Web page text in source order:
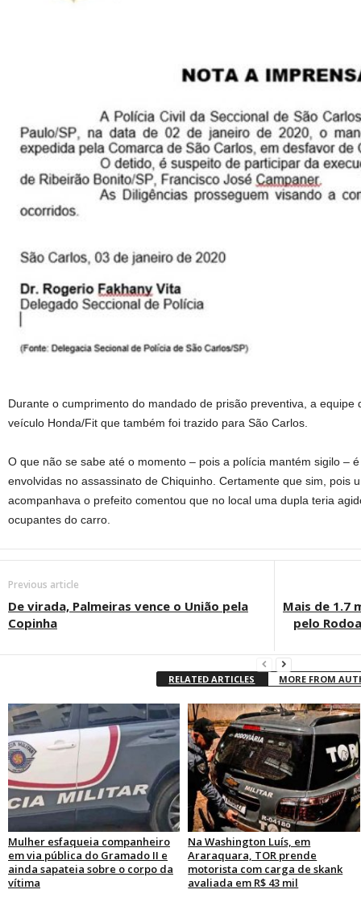
Durante o cumprimento do mandado de prisão preventiva, a equipe
veículo Honda/Fit que também foi trazido para São Carlos.
O que não se sabe até o momento – pois a polícia mantém sigilo –
envolvidas no assassinato de Chiquinho. Certamente que sim, pois
acompanhava o prefeito comentou que no local uma dupla teria
ocupantes do carro.
Previous article
De virada, Palmeiras vence o União pela
Copinha
Mais de 1.7
pelo
RELATED ARTICLES MORE FROM
Mulher esfaqueia companheiro
em via pública do Gramado II e
ainda sapateia sobre o corpo da
vítima
Na Washington Luís, em
Araraquara, TOR prende
motorista com carga de skank
avaliada em R$ 43 mil